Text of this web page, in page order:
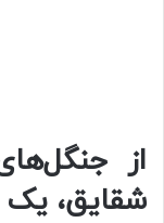
از
شقایق، یک